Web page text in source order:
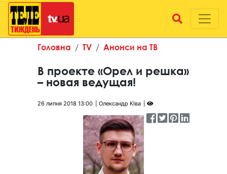
Головна TV Анонси на ТВ
В проекте «Орел и решка»
– новая ведущая!
26 липня 2018 13:00 Олександр КІва